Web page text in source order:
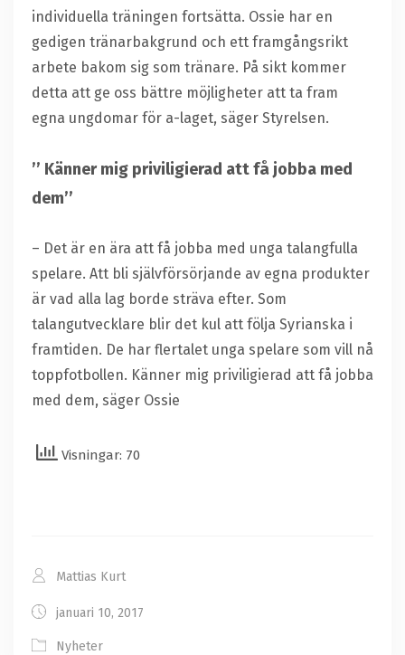
individuella träningen fortsätta. Ossie har en
gedigen tränarbakgrund och ett framgångsrikt
arbete bakom sig som tränare. På sikt kommer
detta att ge oss bättre möjligheter att ta fram
egna ungdomar för a-laget, säger Styrelsen.
’’ Känner mig priviligierad att få jobba med
dem’’
– Det är en ära att få jobba med unga talangfulla
spelare. Att bli självförsörjande av egna produkter
är vad alla lag borde sträva efter. Som
talangutvecklare blir det kul att följa Syrianska i
framtiden. De har flertalet unga spelare som vill nå
toppfotbollen. Känner mig priviligierad att få jobba
med dem, säger Ossie
Visningar: 70
Mattias Kurt
januari 10, 2017
Nyheter